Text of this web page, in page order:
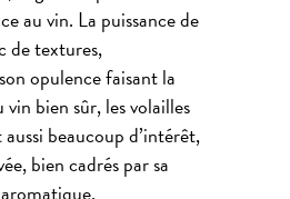
au vin. La puissance de
de textures,
opulence faisant la
bien sûr, les volailles
beaucoup d’intérêt,
bien cadrés par sa